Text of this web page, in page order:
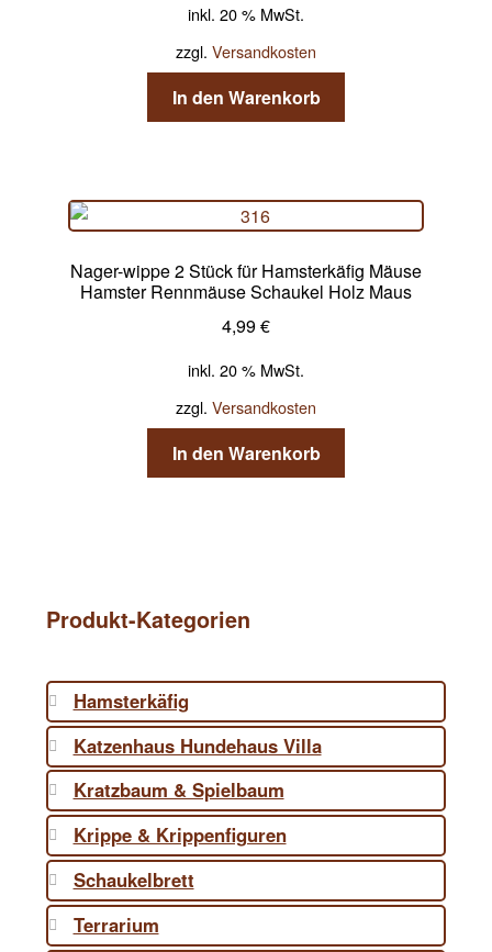
inkl. 20 % MwSt.
zzgl. Versandkosten
In den Warenkorb
Nager-wippe 2 Stück für Hamsterkäfig Mäuse
Hamster Rennmäuse Schaukel Holz Maus
4,99€
inkl. 20 % MwSt.
zzgl. Versandkosten
In den Warenkorb
Produkt-Kategorien
Hamsterkäfig
Katzenhaus Hundehaus Villa
Kratzbaum & Spielbaum
Krippe & Krippenfiguren
Schaukelbrett
Terrarium